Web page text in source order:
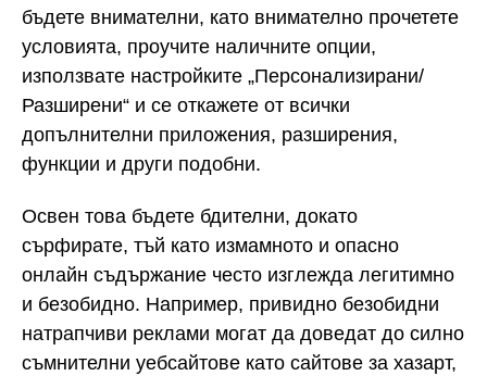
бъдете внимателни, като внимателно прочетете
условията, проучите наличните опции,
използвате настройките „Персонализирани/
Разширени“ и се откажете от всички
допълнителни приложения, разширения,
функции и други подобни.
Освен това бъдете бдителни, докато
сърфирате, тъй като измамното и опасно
онлайн съдържание често изглежда легитимно
и безобидно. Например, привидно безобидни
натрапчиви реклами могат да доведат до силно
съмнителни уебсайтове като сайтове за хазарт,